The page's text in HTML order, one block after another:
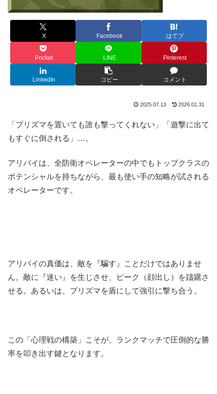
X Facebook はてブ
Pocket LINE Pinterest
LinkedIn コピー コメント
2025.07.13 2026.01.31
「プリズマを置いても誰も撃ってくれない」「遊撃に出て
もすぐに倒される」…。
アリバイは、全防衛オペレーターの中でもトップクラスの
ポテンシャルを持ちながら、最も使い手の知略が試される
オペレーターです。
アリバイの真価は、敵を『騙す』ことだけではありませ
ん。敵に『迷い』を生じさせ、ピーク（顔出し）を躊躇さ
せる。あるいは、プリズマを盾にして強引に撃ち合う。
この「心理戦の構築」こそが、ランクマッチで圧倒的な勝
率を叩き出す鍵となります。